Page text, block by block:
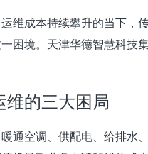
维成本持续攀升的当下，
困境。 天津华德智慧科技
的三大困局
通空调、供配电、给排水